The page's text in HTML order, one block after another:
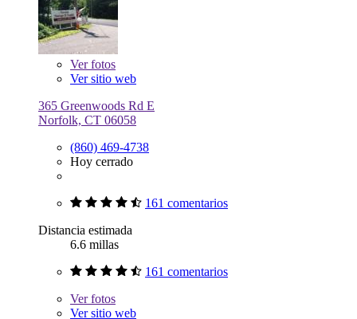
Verfotos
Ver sitio web
365 Greenwoods Rd E
Norfolk, CT 06058
(860) 469-4738
Hoy cerrado
161 comentarios
Distancia estimada
6.6 millas
161 comentarios
Verfotos
Ver sitio web